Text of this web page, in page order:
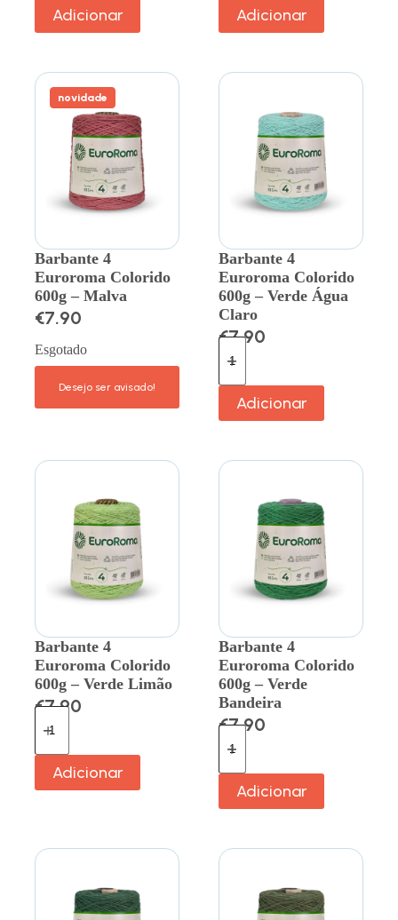
Adicionar Adicionar
novidade
Barbante 4
Euroroma Colorido
600g – Malva
€7.90
Esgotado
Barbante 4
Euroroma Colorido
600g – Verde Água
Claro
€7.90
Adicionar
Barbante 4
Euroroma Colorido
600g – Verde Limão
€7.90
Adicionar
Barbante 4
Euroroma Colorido
600g – Verde
Bandeira
€7.90
Adicionar